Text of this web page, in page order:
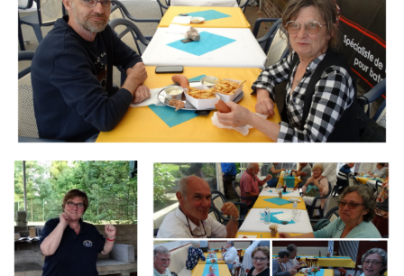
Branding
ARMCHAIR
Branding
ARMCHAIR